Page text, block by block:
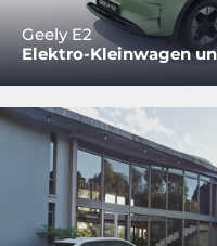
Geely E2
Elektro-Kleinwagen